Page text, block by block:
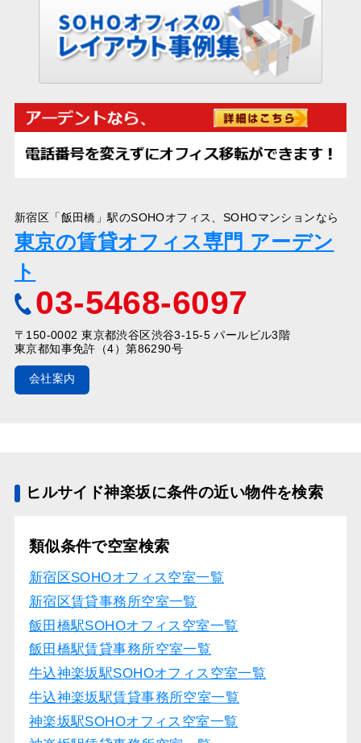
新宿区「飯田橋」駅のSOHOオフィス、SOHOマンションなら
東京の賃貸オフィス専門 アーデン
ト
03-5468-6097
〒150-0002 東京都渋谷区渋谷3-15-5 パールビル3階
東京都知事免許（4）第86290号
会社案内
ヒルサイド神楽坂に条件の近い物件を検索
類似条件で空室検索
新宿区SOHOオフィス空室一覧
新宿区賃貸事務所空室一覧
飯田橋駅SOHOオフィス空室一覧
飯田橋駅賃貸事務所空室一覧
牛込神楽坂駅SOHOオフィス空室一覧
牛込神楽坂駅賃貸事務所空室一覧
神楽坂駅SOHOオフィス空室一覧